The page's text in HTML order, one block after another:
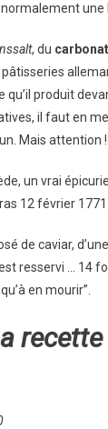
, du
qu’il produit
il faut en
Mais attention
un vrai
12 février
de caviar,
resservi … 14
en mourir”.
recette